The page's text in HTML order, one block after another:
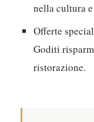
nella cultura
Offerte
Goditi
ristorazione.